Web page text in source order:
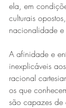
ela, em
culturais
nacionalidade e
A afinidade e
inexplicáveis
racional
os que
são capazes de